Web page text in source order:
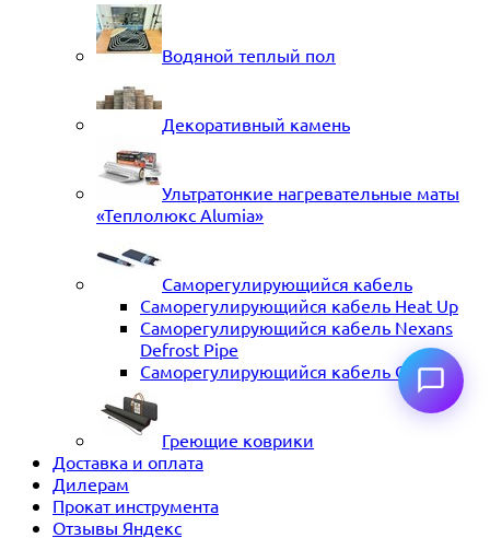
Водяной теплый пол
Декоративный камень
Ультратонкие нагревательные маты
«Теплолюкс Alumia»
Саморегулирующийся кабель
Саморегулирующийся кабель Heat Up
Саморегулирующийся кабель Nexans
Defrost Pipe
Саморегулирующийся кабель ССТ
Греющие коврики
Доставка и оплата
Дилерам
Прокат инструмента
Отзывы Яндекс